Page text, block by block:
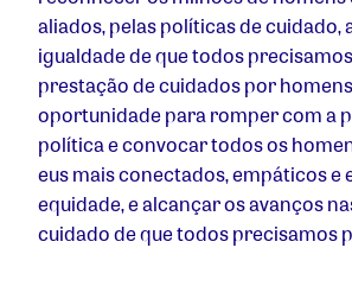
aliados, pelas políticas de cuidado,
igualdade de que todos
prestação de cuidados por
oportunidade para romper com a
política e convocar todos os
eus mais conectados, empáticos e
equidade, e alcançar os avanços
cuidado de que todos precisamos